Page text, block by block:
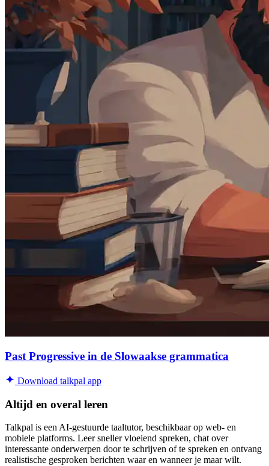
Past Progressive in de Slowaakse grammatica
Download talkpal app
Altijd en overal leren
Talkpal is een AI-gestuurde taaltutor, beschikbaar op web- en
mobiele platforms. Leer sneller vloeiend spreken, chat over
interessante onderwerpen door te schrijven of te spreken en ontvang
realistische gesproken berichten waar en wanneer je maar wilt.